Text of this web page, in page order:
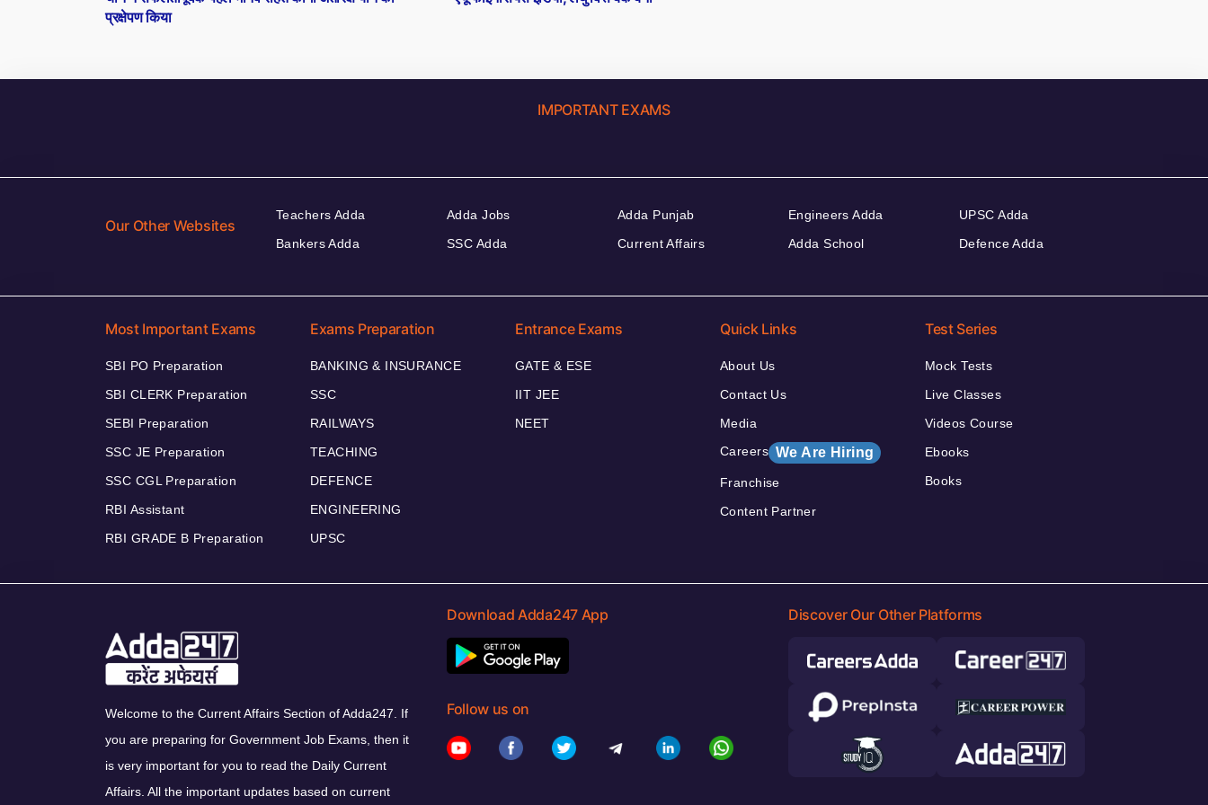
प्रक्षेपण किया
IMPORTANT EXAMS
Our Other Websites
Teachers Adda
Bankers Adda
Adda Jobs
SSC Adda
Adda Punjab
Current Affairs
Engineers Adda
Adda School
UPSC Adda
Defence Adda
Most Important Exams
SBI PO Preparation
SBI CLERK Preparation
SEBI Preparation
SSC JE Preparation
SSC CGL Preparation
RBI Assistant
RBI GRADE B Preparation
Exams Preparation
BANKING & INSURANCE
SSC
RAILWAYS
TEACHING
DEFENCE
ENGINEERING
UPSC
Entrance Exams
GATE & ESE
IIT JEE
NEET
Quick Links
About Us
Contact Us
Media
Careers We Are Hiring
Franchise
Content Partner
Test Series
Mock Tests
Live Classes
Videos Course
Ebooks
Books
Welcome to the Current Affairs Section of Adda247. If
you are preparing for Government Job Exams, then it
is very important for you to read the Daily Current
Affairs. All the important updates based on current
Download Adda247 App
Follow us on
Discover Our Other Platforms